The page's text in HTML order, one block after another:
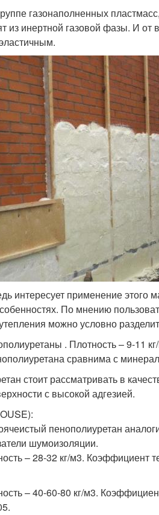
газонаполненных
из инертной газовой фазы. И от
интересует применение этого
По мнению
можно условно
. Плотность – 9-11
сравнима с
стоит рассматривать в
с высокой адгезией.
пенополиуретан
шумоизоляции.
– 28-32 кг/м3. Коэффициент
– 40-60-80 кг/м3.